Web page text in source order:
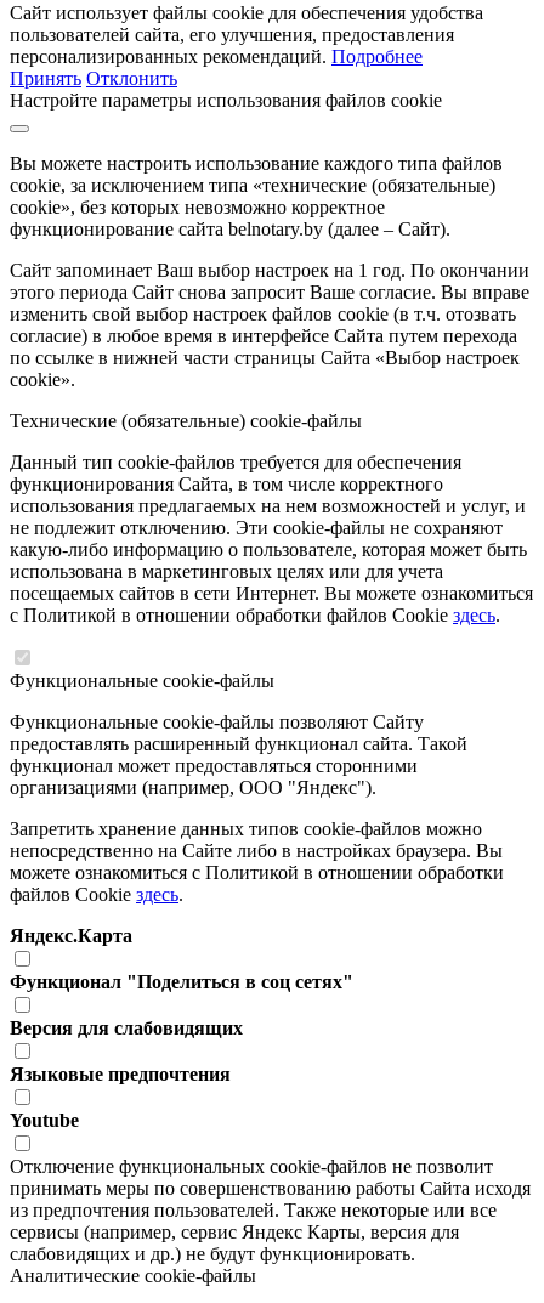
Сайт использует файлы cookie для обеспечения удобства
пользователей сайта, его улучшения, предоставления
персонализированных рекомендаций. Подробнее
Принять Отклонить
Настройте параметры использования файлов cookie
Вы можете настроить использование каждого типа файлов
cookie, за исключением типа «технические (обязательные)
cookie», без которых невозможно корректное
функционирование сайта belnotary.by (далее – Сайт).
Сайт запоминает Ваш выбор настроек на 1 год. По окончании
этого периода Сайт снова запросит Ваше согласие. Вы вправе
изменить свой выбор настроек файлов cookie (в т.ч. отозвать
согласие) в любое время в интерфейсе Сайта путем перехода
по ссылке в нижней части страницы Сайта «Выбор настроек
cookie».
Технические (обязательные) cookie-файлы
Данный тип cookie-файлов требуется для обеспечения
функционирования Сайта, в том числе корректного
использования предлагаемых на нем возможностей и услуг, и
не подлежит отключению. Эти cookie-файлы не сохраняют
какую-либо информацию о пользователе, которая может быть
использована в маркетинговых целях или для учета
посещаемых сайтов в сети Интернет. Вы можете ознакомиться
с Политикой в отношении обработки файлов Cookie здесь.
Функциональные cookie-файлы
Функциональные cookie-файлы позволяют Сайту
предоставлять расширенный функционал сайта. Такой
функционал может предоставляться сторонними
организациями (например, ООО "Яндекс").
Запретить хранение данных типов cookie-файлов можно
непосредственно на Сайте либо в настройках браузера. Вы
можете ознакомиться с Политикой в отношении обработки
файлов Cookie здесь.
Яндекс.Карта
Функционал "Поделиться в соц сетях"
Версия для слабовидящих
Языковые предпочтения
Youtube
Отключение функциональных cookie-файлов не позволит
принимать меры по совершенствованию работы Сайта исходя
из предпочтения пользователей. Также некоторые или все
сервисы (например, сервис Яндекс Карты, версия для
слабовидящих и др.) не будут функционировать.
Аналитические cookie-файлы